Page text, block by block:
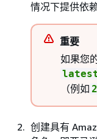
情况下提供依
重要
如果您
（例如
创建具有